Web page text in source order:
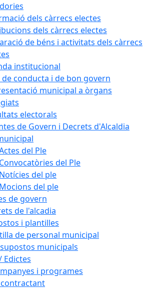
dels càrrecs electes
dels càrrecs electes
de béns i activitats dels càrrecs
institucional
de conducta i de bon govern
municipal a òrgans
electorals
de Govern i Decrets d'Alcaldia
del Ple
Convocatòries del Ple
Notícies del ple
Mocions del ple
de govern
de l'alcadia
i plantilles
de personal municipal
municipals
Edictes
i programes